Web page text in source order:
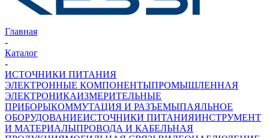
Главная
-
Каталог
-
ИСТОЧНИКИ ПИТАНИЯ
ЭЛЕКТРОННЫЕ КОМПОНЕНТЫПРОМЫШЛЕННАЯ
ЭЛЕКТРОНИКАИЗМЕРИТЕЛЬНЫЕ
ПРИБОРЫКОММУТАЦИЯ И РАЗЪЕМЫПАЯЛЬНОЕ
ОБОРУДОВАНИЕИСТОЧНИКИ ПИТАНИЯИНСТРУМЕНТ
И МАТЕРИАЛЫПРОВОДА И КАБЕЛЬНАЯ